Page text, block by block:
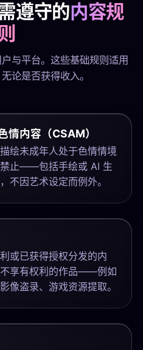
遵守的内容规
与平台。这些基础规则适用
论是否获得收入。
情内容（CSAM）
绘未成年人处于色情情境
禁止——包括手绘或 AI 生
不因艺术设定而例外。
或已获得授权分发的内
享有权利的作品——例如
像盗录、游戏资源提取。